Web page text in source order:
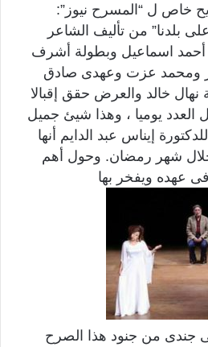
خاص ل “المسرح نيوز”:
بلدنا” من تأليف الشاعر
أحمد اسماعيل وبطولة أشرف
ومحمد عزت وعهدى صادق
خالد والعرض حقق إقبالا
العدد يوميا ، وهذا شيئ جميل
إيناس عبد الدايم أنها
شهر رمضان. وحول أهم
عهده ويفخر بها
جندى من جنود هذا الصرح